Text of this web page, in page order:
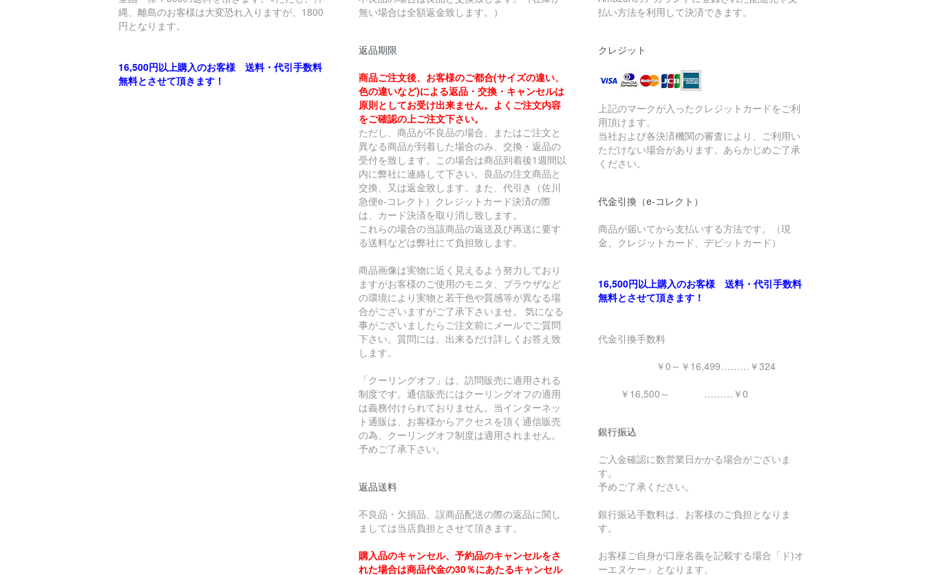
縄、離島のお客様は大変恐れ入りますが、1800
円となります。
16,500円以上購入のお客様 送料・代引手数料
無料とさせて頂きます！
無い場合は全額返金致します。）
返品期限
商品ご注文後、お客様のご都合(サイズの違い、
色の違いなど)による返品・交換・キャンセルは
原則としてお受け出来ません。よくご注文内容
をご確認の上ご注文下さい。
ただし、商品が不良品の場合、またはご注文と
異なる商品が到着した場合のみ、交換・返品の
受付を致します。この場合は商品到着後1週間以
内に弊社に連絡して下さい。良品の注文商品と
交換、又は返金致します。また、代引き（佐川
急便e-コレクト）クレジットカード決済の際
は、カード決済を取り消し致します。
これらの場合の当該商品の返送及び再送に要す
る送料などは弊社にて負担致します。
商品画像は実物に近く見えるよう努力しており
ますがお客様のご使用のモニタ、ブラウザなど
の環境により実物と若干色や質感等が異なる場
合がございますがご了承下さいませ。 気になる
事がございましたらご注文前にメールでご質問
下さい。質問には、出来るだけ詳しくお答え致
します。
「クーリングオフ」は、訪問販売に適用される
制度です。通信販売にはクーリングオフの適用
は義務付けられておりません。当インターネッ
ト通販は、お客様からアクセスを頂く通信販売
の為、クーリングオフ制度は適用されません。
予めご了承下さい。
返品送料
不良品・欠損品、誤商品配送の際の返品に関し
ましては当店負担とさせて頂きます。
購入品のキャンセル、予約品のキャンセルをさ
れた場合は商品代金の30％にあたるキャンセル
払い方法を利用して決済できます。
クレジット
上記のマークが入ったクレジットカードをご利
用頂けます。
当社および各決済機関の審査により、ご利用い
ただけない場合があります。あらかじめご了承
ください。
代金引換（e-コレクト）
商品が届いてから支払いする方法です。（現
金、クレジットカード、デビットカード）
16,500円以上購入のお客様 送料・代引手数料
無料とさせて頂きます！
代金引換手数料
￥0～￥16,499………￥324
￥16,500～ ………￥0
銀行振込
ご入金確認に数営業日かかる場合がございま
す。
予めご了承ください。
銀行振込手数料は、お客様のご負担となりま
す。
お客様ご自身が口座名義を記載する場合「ド)オ
ーエヌケー」となります。